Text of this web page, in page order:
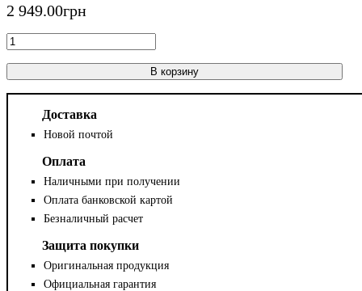
2 949.00грн
В корзину
Доставка
Новой почтой
Оплата
Наличными при получении
Оплата банковской картой
Безналичный расчет
Защита покупки
Оригинальная продукция
Официальная гарантия